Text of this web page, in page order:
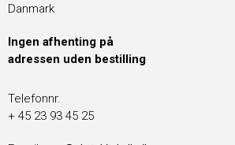
Danmark
Ingen afhenting på
adressen uden bestilling
Telefonnr.
+ 45 23 93 45 25